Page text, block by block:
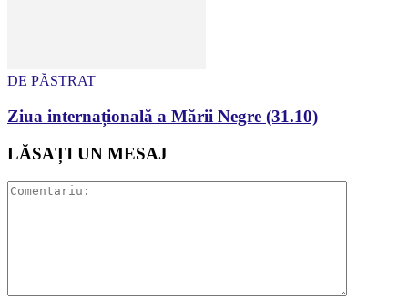
DE PĂSTRAT
Ziua internațională a Mării Negre (31.10)
LĂSAȚI UN MESAJ